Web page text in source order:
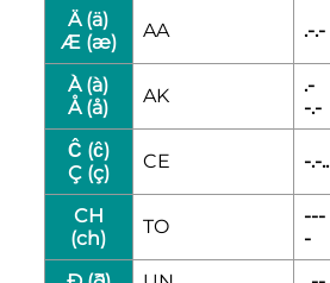
Ä (ä)
Æ (æ)
AA .-.-
À (à)
Å (å)
AK
.-
-.-
Ĉ (ĉ)
Ç (ç)
CE -.-..
CH
(ch)
TO
---
-